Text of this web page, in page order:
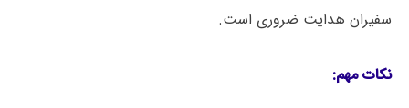
سفیران هدایت ضروری است.
نکات مهم: